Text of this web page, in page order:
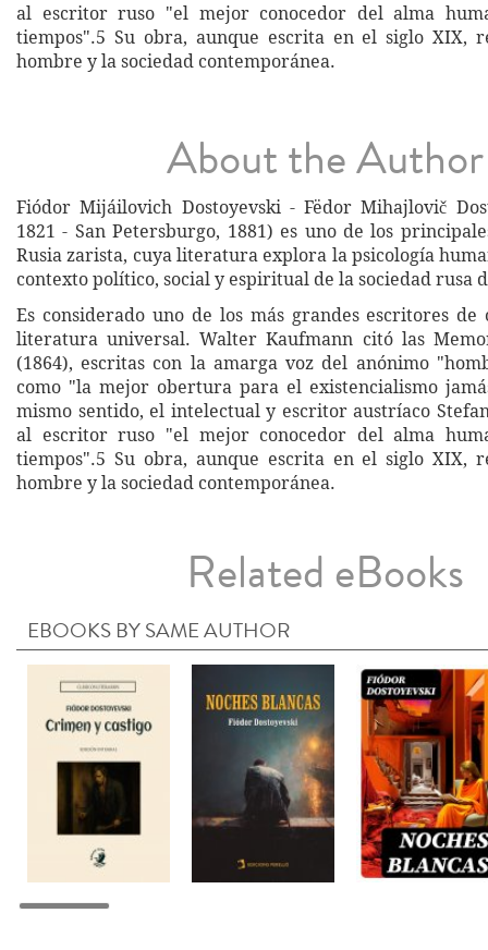
al escritor ruso "el mejor conocedor del alma
tiempos".5 Su obra, aunque escrita en el siglo XIX,
hombre y la sociedad contemporánea.
About the Author
Fiódor Mijáilovich Dostoyevski - Fëdor Mihajlovič
1821 - San Petersburgo, 1881) es uno de los
Rusia zarista, cuya literatura explora la psicología
contexto político, social y espiritual de la sociedad rusa
Es considerado uno de los más grandes escritores
literatura universal. Walter Kaufmann citó las
(1864), escritas con la amarga voz del anónimo
como "la mejor obertura para el existencialismo
mismo sentido, el intelectual y escritor austríaco
al escritor ruso "el mejor conocedor del alma
tiempos".5 Su obra, aunque escrita en el siglo XIX,
hombre y la sociedad contemporánea.
Related eBooks
EBOOKS BY SAME AUTHOR